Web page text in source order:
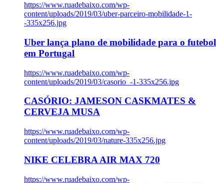
https://www.ruadebaixo.com/wp-
content/uploads/2019/03/uber-parceiro-mobilidade-1-
-335x256.jpg
Uber lança plano de mobilidade para o futebol
em Portugal
https://www.ruadebaixo.com/wp-
content/uploads/2019/03/casorio_-1-335x256.jpg
CASÓRIO: JAMESON CASKMATES &
CERVEJA MUSA
https://www.ruadebaixo.com/wp-
content/uploads/2019/03/nature-335x256.jpg
NIKE CELEBRA AIR MAX 720
https://www.ruadebaixo.com/wp-